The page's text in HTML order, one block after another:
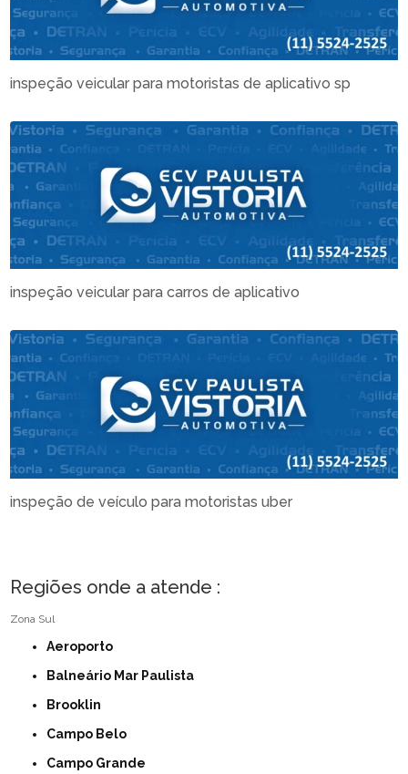
inspeção veicular para motoristas de aplicativo sp
inspeção veicular para carros de aplicativo
inspeção de veículo para motoristas uber
Regiões onde a atende :
Zona Sul
Aeroporto
Balneário Mar Paulista
Brooklin
Campo Belo
Campo Grande